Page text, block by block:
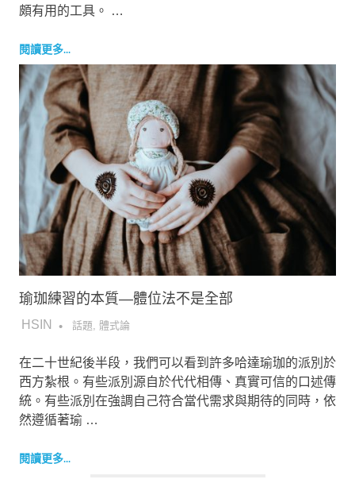
頗有用的工具。 …
閱讀更多...
瑜珈練習的本質—體位法不是全部
2018-10-12
HSIN 話題 體式論
在二十世紀後半段，我們可以看到許多哈達瑜珈的派別於
西方紮根。有些派別源自於代代相傳、真實可信的口述傳
統。有些派別在強調自己符合當代需求與期待的同時，依
然遵循著瑜 …
閱讀更多...